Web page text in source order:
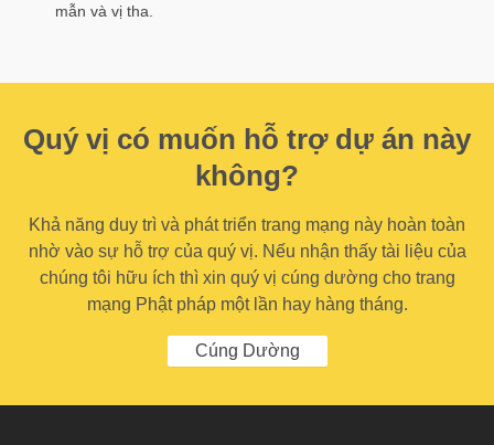
mẫn và vị tha.
Quý vị có muốn hỗ trợ dự án này
không?
Khả năng duy trì và phát triển trang mạng này hoàn toàn
nhờ vào sự hỗ trợ của quý vị. Nếu nhận thấy tài liệu của
chúng tôi hữu ích thì xin quý vị cúng dường cho trang
mạng Phật pháp một lần hay hàng tháng.
Cúng Dường